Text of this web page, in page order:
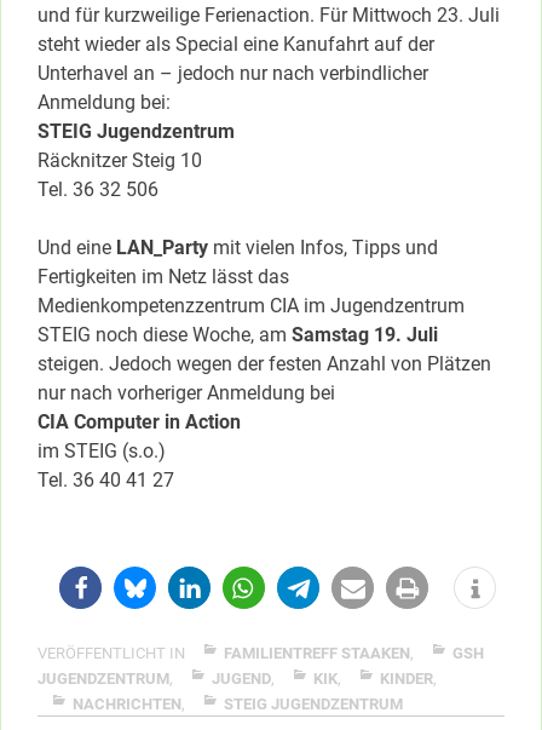
und für kurzweilige Ferienaction. Für Mittwoch 23. Juli
steht wieder als Special eine Kanufahrt auf der
Unterhavel an – jedoch nur nach verbindlicher
Anmeldung bei:
STEIG Jugendzentrum
Räcknitzer Steig 10
Tel. 36 32 506
Und eine LAN_Party mit vielen Infos, Tipps und
Fertigkeiten im Netz lässt das
Medienkompetenzzentrum CIA im Jugendzentrum
STEIG noch diese Woche, am Samstag 19. Juli
steigen. Jedoch wegen der festen Anzahl von Plätzen
nur nach vorheriger Anmeldung bei
CIA Computer in Action
im STEIG (s.o.)
Tel. 36 40 41 27
VERÖFFENTLICHT IN FAMILIENTREFF STAAKEN,
GSH
JUGENDZENTRUM, JUGEND, KIK, KINDER,
NACHRICHTEN, STEIG JUGENDZENTRUM